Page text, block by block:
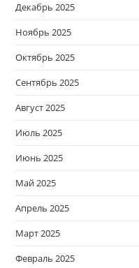
Декабрь 2025
Ноябрь 2025
Октябрь 2025
Сентябрь 2025
Август 2025
Июль 2025
Июнь 2025
Май 2025
Апрель 2025
Март 2025
Февраль 2025